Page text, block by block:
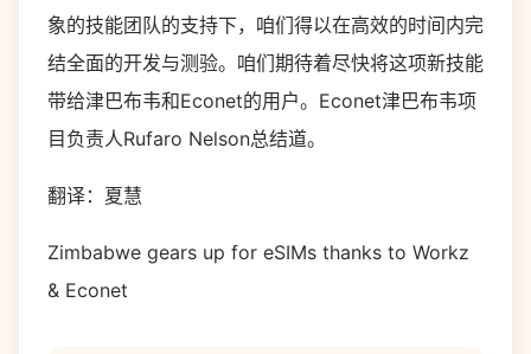
象的技能团队的支持下，咱们得以在高效的时间内完
结全面的开发与测验。咱们期待着尽快将这项新技能
带给津巴布韦和Econet的用户。Econet津巴布韦项
目负责人Rufaro Nelson总结道。
翻译：夏慧
Zimbabwe gears up for eSIMs thanks to Workz
& Econet